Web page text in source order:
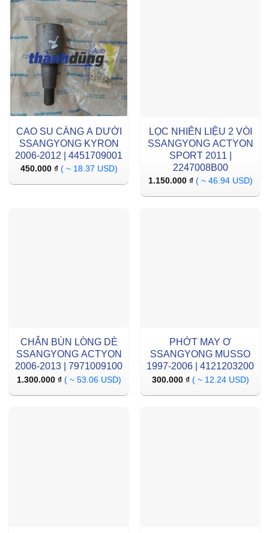
CAO SU CÀNG A DƯỚI
SSANGYONG KYRON
2006-2012 | 4451709001
450.000 ₫ ( ~ 18.37 USD)
LỌC NHIÊN LIỆU 2 VÒI
SSANGYONG ACTYON
SPORT 2011 |
2247008B00
1.150.000 ₫ ( ~ 46.94 USD)
CHẮN BÙN LÒNG DÈ
SSANGYONG ACTYON
2006-2013 | 7971009100
1.300.000 ₫ ( ~ 53.06 USD)
PHỚT MAY Ơ
SSANGYONG MUSSO
1997-2006 | 4121203200
300.000 ₫ ( ~ 12.24 USD)